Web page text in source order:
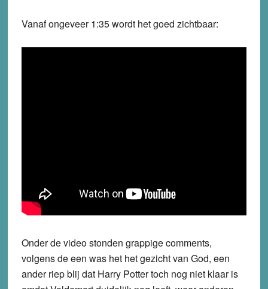
Vanaf ongeveer 1:35 wordt het goed zichtbaar:
Onder de video stonden grappige comments,
volgens de een was het het gezicht van God, een
ander riep blij dat Harry Potter toch nog niet klaar is